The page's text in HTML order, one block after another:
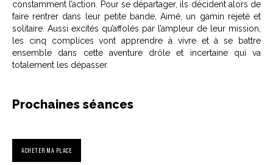
constamment l’action. Pour se départager, ils décident alors de
faire rentrer dans leur petite bande, Aimé, un gamin rejeté et
solitaire. Aussi excités qu’affolés par l’ampleur de leur mission,
les cinq complices vont apprendre à vivre et à se battre
ensemble dans cette aventure drôle et incertaine qui va
totalement les dépasser.
Prochaines séances
ACHETER MA PLACE